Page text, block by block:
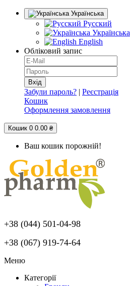
Українська
Русский
Українська
English
Обліковий запис
Забули пароль? | Реєстрація
Кошик
Оформлення замовлення
Кошик 0 0.00 ₴
Ваш кошик порожній!
+38 (044) 501-04-98
+38 (067) 919-74-64
Меню
Категорії